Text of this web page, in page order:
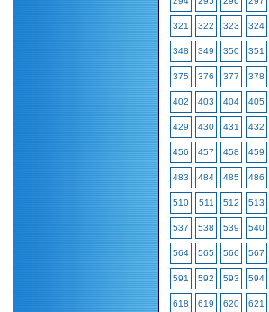
321 322 323 324
348 349 350 351
375 376 377 378
402 403 404 405
429 430 431 432
456 457 458 459
483 484 485 486
510 511 512 513
537 538 539 540
564 565 566 567
591 592 593 594
618 619 620 621